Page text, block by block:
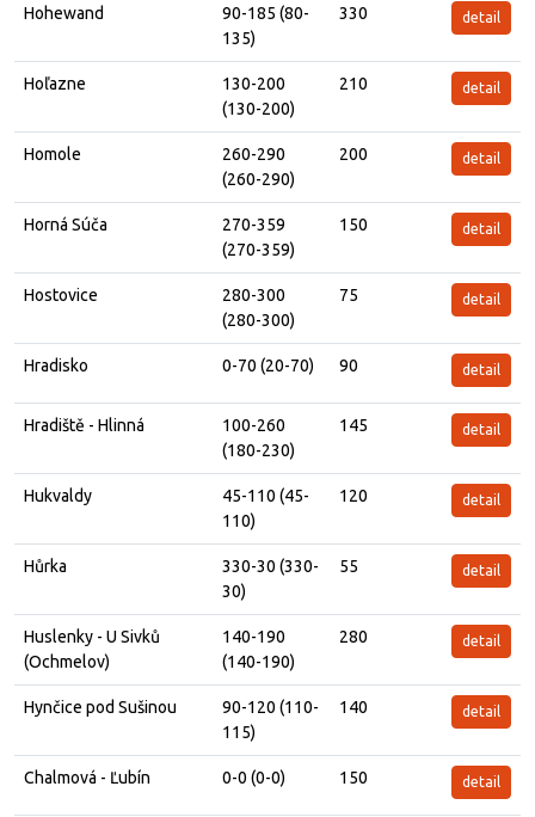
Hohewand
90-185 (80-
135)
330 detail
Hoľazne
130-200
(130-200)
210 detail
Homole
260-290
(260-290)
200 detail
Horná Súča
270-359
(270-359)
150 detail
Hostovice
280-300
(280-300)
75 detail
Hradisko 0-70 (20-70) 90 detail
Hradiště - Hlinná
100-260
(180-230)
145 detail
Hukvaldy
45-110 (45-
110)
120 detail
Hůrka
330-30 (330-
30)
55 detail
Huslenky - U Sivků
(Ochmelov)
140-190
(140-190)
280 detail
Hynčice pod Sušinou
90-120 (110-
115)
140 detail
Chalmová - Ľubín 0-0 (0-0) 150 detail